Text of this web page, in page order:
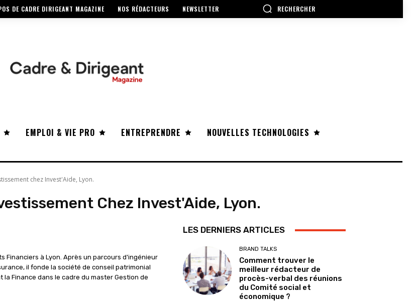
DE CADRE DIRIGEANT MAGAZINE NOS RÉDACTEURS NEWSLETTER RECHERCHER
EMPLOI & VIE PRO ENTREPRENDRE
NOUVELLES TECHNOLOGIES
chez Invest'Aide, Lyon.
Chez Invest'Aide, Lyon.
Financiers à Lyon. Après un parcours d'ingénieur
il fonde la société de conseil patrimonial
Finance dans le cadre du master Gestion de
LES DERNIERS ARTICLES
BRAND TALKS
Comment trouver le
meilleur rédacteur de
procès-verbal des réunions
du Comité social et
économique ?